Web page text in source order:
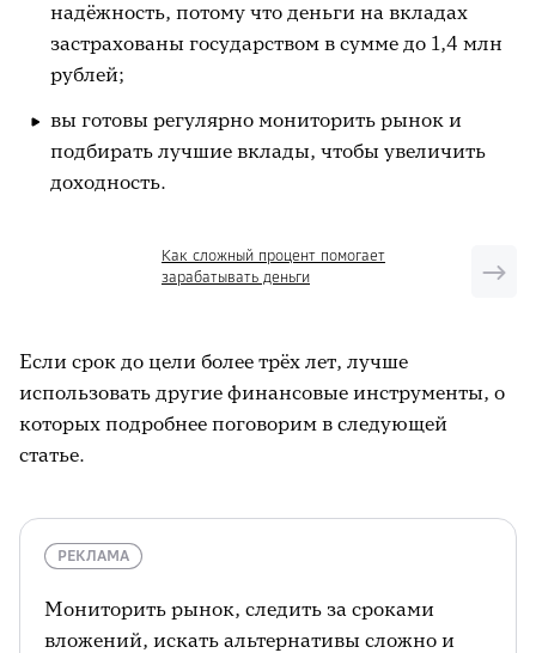
надёжность, потому что деньги на вкладах
застрахованы государством в сумме до 1,4 млн
рублей;
вы готовы регулярно мониторить рынок и
подбирать лучшие вклады, чтобы увеличить
доходность.
Как сложный процент помогает
зарабатывать деньги
Если срок до цели более трёх лет, лучше
использовать другие финансовые инструменты, о
которых подробнее поговорим в следующей
статье.
РЕКЛАМА
Мониторить рынок, следить за сроками
вложений, искать альтернативы сложно и